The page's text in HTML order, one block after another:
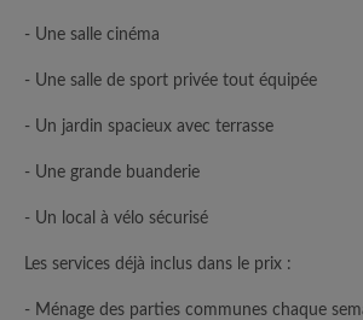
- Une salle cinéma
- Une salle de sport privée tout équipée
- Un jardin spacieux avec terrasse
- Une grande buanderie
- Un local à vélo sécurisé
Les services déjà inclus dans le prix :
- Ménage des parties communes chaque